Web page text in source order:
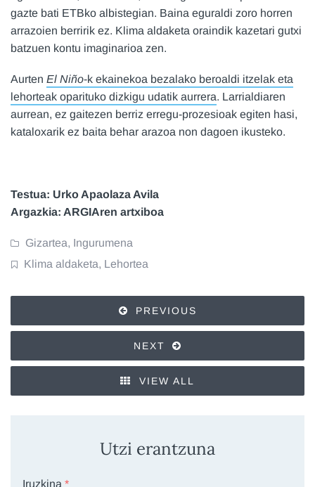
gazte bati ETBko albistegian. Baina eguraldi zoro horren
arrazoien berririk ez. Klima aldaketa oraindik kazetari gutxi
batzuen kontu imaginarioa zen.
Aurten El Niño-k ekainekoa bezalako beroaldi itzelak eta
lehorteak oparituko dizkigu udatik aurrera. Larrialdiaren
aurrean, ez gaitezen berriz erregu-prozesioak egiten hasi,
kataloxarik ez baita behar arazoa non dagoen ikusteko.
Testua: Urko Apaolaza Avila
Argazkia: ARGIAren artxiboa
Gizartea, Ingurumena
Klima aldaketa, Lehortea
PREVIOUS
NEXT
VIEW ALL
Utzi erantzuna
Iruzkina *